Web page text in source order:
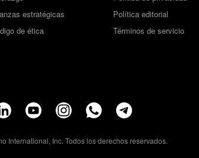
estratégicas
de ética
Política editorial
Términos de servicio
International, Inc. Todos los derechos reservados.